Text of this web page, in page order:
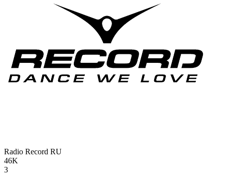
Radio Record RU
46K
3